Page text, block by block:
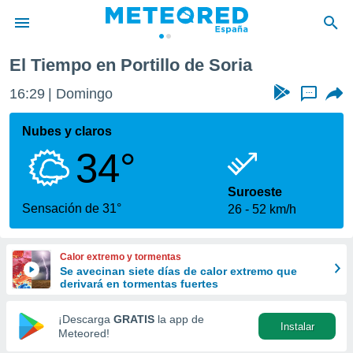
de
por
que se
calidad.
a este
las
y
forma
digital
basada
El Tiempo en Portillo de Soria
16:29 Domingo ...
Nubes y claros
34°
Sensación de 31°
Suroeste
26
52 km/h
Calor extremo y tormentas
Se avecinan siete días de calor extremo que
derivará en tormentas fuertes
¡Descarga GRATIS la app de
Meteored!
Instalar